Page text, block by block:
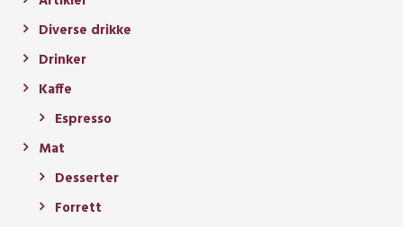
Diverse drikke
Drinker
Kaffe
Espresso
Mat
Desserter
Forrett